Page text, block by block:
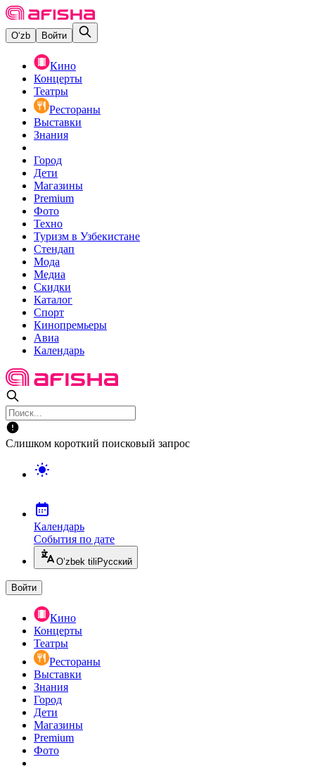
O‘zb Войти
Кино
Концерты
Театры
Рестораны
Выставки
Знания
Город
Дети
Магазины
Premium
Фото
Техно
Туризм в Узбекистане
Стендап
Мода
Медиа
Скидки
Каталог
Спорт
Кинопремьеры
Авиа
Календарь
Слишком короткий поисковый запрос
Календарь
События по дате
O’zbek tili Русский
Войти
Кино
Концерты
Театры
Рестораны
Выставки
Знания
Город
Дети
Магазины
Premium
Фото